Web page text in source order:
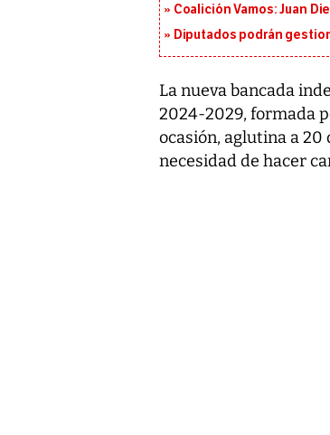
Coalición Vamos: Juan
Diputados podrán
La nueva bancada
2024-2029, formada
ocasión, aglutina a
necesidad de hacer